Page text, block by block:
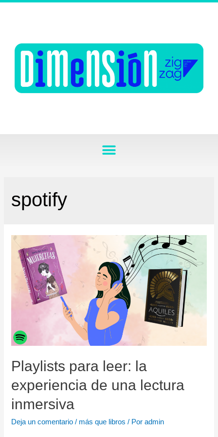
spotify
Playlists para leer: la
experiencia de una lectura
inmersiva
Deja un comentario / más que libros / Poradmin